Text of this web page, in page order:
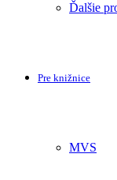
Ďalšie
Pre knižnice
MVS